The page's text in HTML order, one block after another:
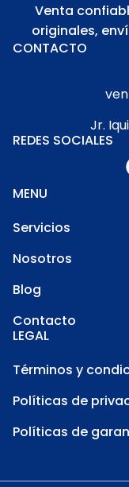
Venta
originales,
CONTACTO
Jr.
REDES SOCIALES
MENU
Servicios
Nosotros
Blog
Contacto
LEGAL
Términos y
Políticas de
Políticas de